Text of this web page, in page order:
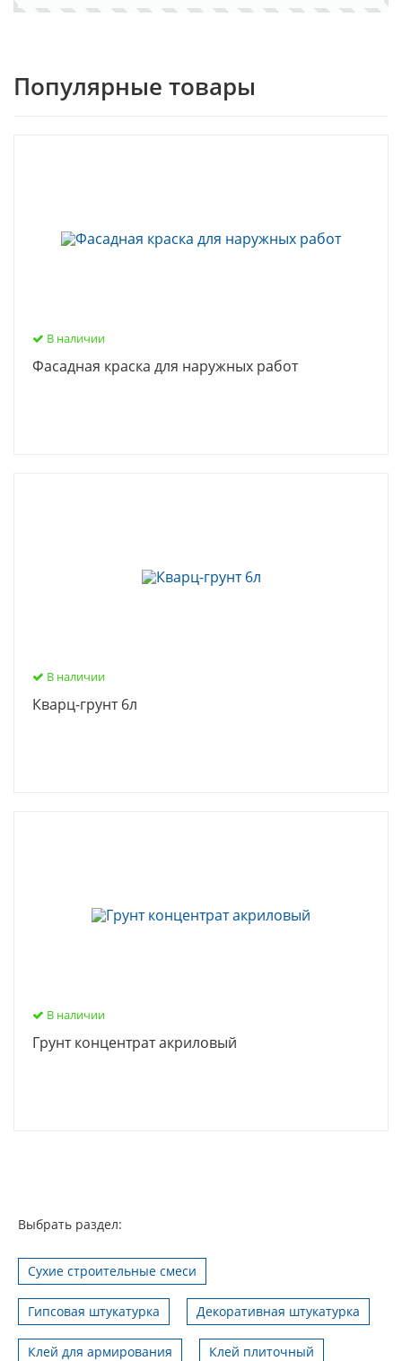
Популярные товары
В наличии
Фасадная краска для наружных работ
В наличии
Кварц-грунт 6л
В наличии
Грунт концентрат акриловый
Выбрать раздел:
Сухие строительные смеси
Гипсовая штукатурка Декоративная штукатурка
Клей для армирования Клей плиточный